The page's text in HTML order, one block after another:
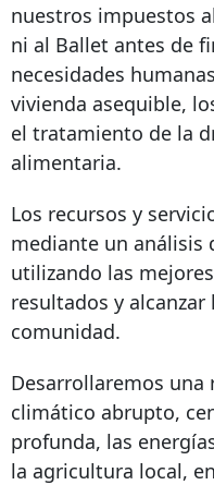
nuestros impuestos
ni al Ballet antes de
necesidades
vivienda asequible,
el tratamiento de la
alimentaria.
Los recursos y
mediante un análisis
utilizando las
resultados y
comunidad.
Desarrollaremos
climático abrupto,
profunda, las
la agricultura local,